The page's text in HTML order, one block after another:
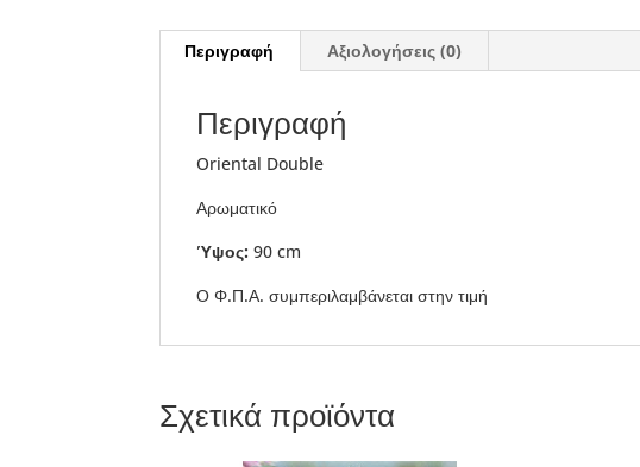
Περιγραφή Αξιολογήσεις (0)
Περιγραφή
Oriental Double
Αρωματικό
Ύψος: 90 cm
Ο Φ.Π.Α. συμπεριλαμβάνεται στην τιμή
Σχετικά προϊόντα